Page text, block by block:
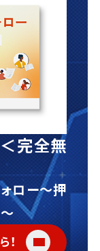
完全無
ロー～押
！